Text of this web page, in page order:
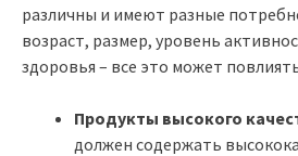
различны и имеют разные
возраст, размер, уровень
здоровья – все это может
Продукты высокого
должен содержать